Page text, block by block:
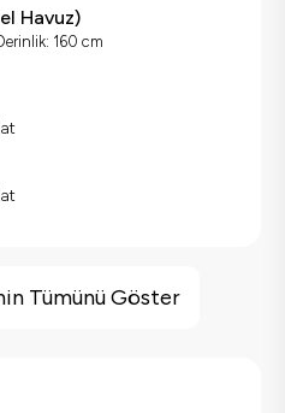
Havuz)
160 cm
Tümünü Göster